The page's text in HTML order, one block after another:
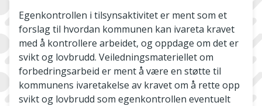
Egenkontrollen i tilsynsaktivitet er ment som et
forslag til hvordan kommunen kan ivareta kravet
med å kontrollere arbeidet, og oppdage om det er
svikt og lovbrudd. Veiledningsmateriellet om
forbedringsarbeid er ment å være en støtte til
kommunens ivaretakelse av kravet om å rette opp
svikt og lovbrudd som egenkontrollen eventuelt